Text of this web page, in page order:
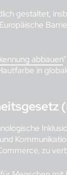
gestaltet,
abbauen
in
zu